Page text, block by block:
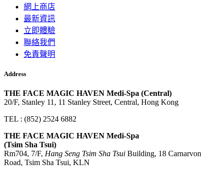
網上商店
最新資訊
立即體驗
聯絡我們
免責聲明
Address
THE FACE MAGIC HAVEN Medi-Spa (Central)
20/F, Stanley 11, 11 Stanley Street, Central, Hong Kong
TEL : (852) 2524 6882
THE FACE MAGIC HAVEN Medi-Spa
(Tsim Sha Tsui)
Rm704, 7/F, Hang Seng Tsim Sha Tsui Building, 18 Carnarvon
Road, Tsim Sha Tsui, KLN